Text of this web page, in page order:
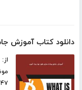
دانلود کتاب آموزش
از:
۴۷ صفحه